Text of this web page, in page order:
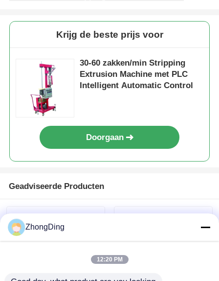
Krijg de beste prijs voor
30-60 zakken/min Stripping
Extrusion Machine met PLC
Intelligent Automatic Control
Doorgaan
Geadviseerde Producten
ZhongDing
12:20 PM